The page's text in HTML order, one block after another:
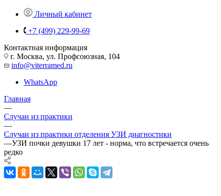
Личный кабинет
+7 (499) 229-99-69
Контактная информация
г. Москва, ул. Профсоюзная, 104
info@viterramed.ru
WhatsApp
Главная
—
Случаи из практики
—
Случаи из практики отделения УЗИ диагностики
—УЗИ почки девушки 17 лет - норма, что встречается очень
редко